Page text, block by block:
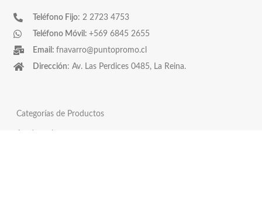
Teléfono Fijo: 2 2723 4753
Teléfono Móvil: +569 6845 2655
Email: fnavarro@puntopromo.cl
Dirección: Av. Las Perdices 0485, La Reina.
Categorías de Productos